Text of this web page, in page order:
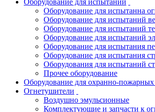
Оборудование для испытанна
Оборудование для испытаний
Оборудование для испытаний
Оборудование для испытаний
Оборудование для испытания
Оборудование для испытания
Оборудования для испытаний
Прочее оборудование
Оборудование для охранно-пожарных
Огнетушители
Воздушно эмульсионные
Комплектующие и запчасти к